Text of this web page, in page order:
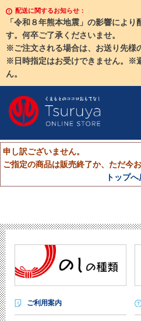
配送に関するお知らせ：
「令和８年熊本地震」の影響によ
す。何卒ご了承くださいませ。
※ご注文される場合は、お送り先様
※日時指定はお受けできません。※
ん。
申し訳ございません。
ご指定の商品は販売終了か、ただ今
トップへ
ご利用案内